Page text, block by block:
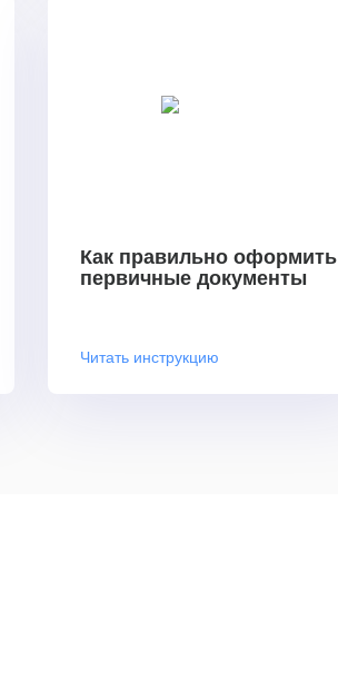
Как правильно оформить
первичные документы
Читать инструкцию